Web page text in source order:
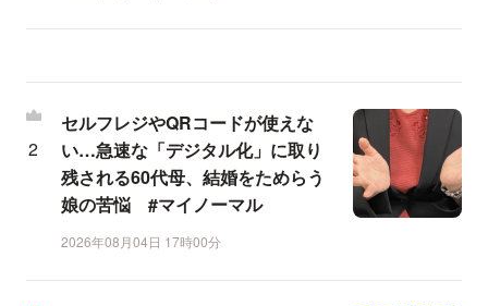
セルフレジやQRコードが使えな
い…急速な「デジタル化」に取り
残される60代母、結婚をためらう
娘の苦悩 #マイノーマル
2026年08月04日 17時00分